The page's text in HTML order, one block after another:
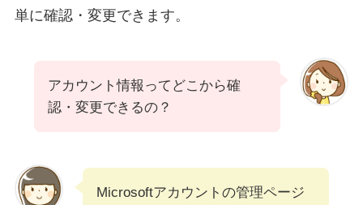
単に確認・変更できます。
アカウント情報ってどこから確
認・変更できるの？
Microsoftアカウントの管理ページ